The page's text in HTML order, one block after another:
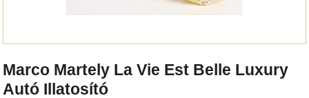
Marco Martely La Vie Est Belle Luxury
Autó Illatosító